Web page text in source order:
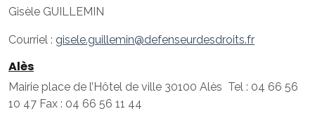
Gisèle GUILLEMIN
Courriel : gisele.guillemin@defenseurdesdroits.fr
Alès
Mairie place de l’Hôtel de ville 30100 Alès Tel : 04 66 56
10 47 Fax : 04 66 56 11 44